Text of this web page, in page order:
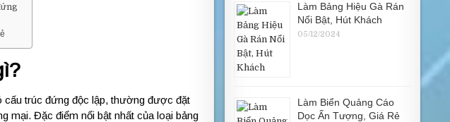
cấu trúc đứng độc lập, thường được đặt
mại. Đặc điểm nổi bật nhất của loại bảng
Làm Bảng Hiệu Gà Rán
Nổi Bật, Hút Khách
05/12/2024
Làm Biển Quảng Cáo
Dọc Ấn Tượng, Giá Rẻ